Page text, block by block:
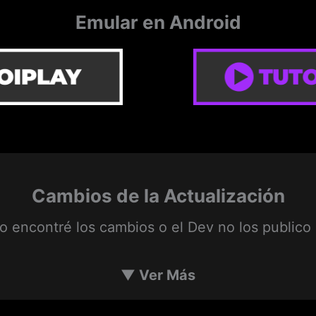
Emular en Android
Cambios de la Actualización
encontré los cambios o el Dev no los publico
▼ Ver Más